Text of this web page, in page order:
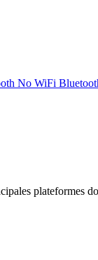
No WiFi
plateformes